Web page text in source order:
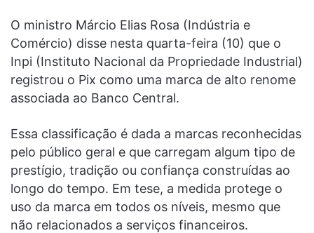
O ministro Márcio Elias Rosa (Indústria e
Comércio) disse nesta quarta-feira (10) que o
Inpi (Instituto Nacional da Propriedade Industrial)
registrou o Pix como uma marca de alto renome
associada ao Banco Central.
Essa classificação é dada a marcas reconhecidas
pelo público geral e que carregam algum tipo de
prestígio, tradição ou confiança construídas ao
longo do tempo. Em tese, a medida protege o
uso da marca em todos os níveis, mesmo que
não relacionados a serviços financeiros.